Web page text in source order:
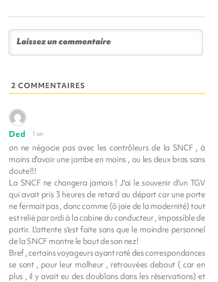
2 COMMENTAIRES
Ded 1 an
on ne négocie pas avec les contrôleurs de la SNCF , à
moins d'avoir une jambe en moins , ou les deux bras sans
doute!!!
La SNCF ne changera jamais ! J'ai le souvenir d'un TGV
qui avait pris 3 heures de retard au départ car une porte
ne fermait pas , donc comme (ô joie de la modernité) tout
est relié par ordi à la cabine du conducteur , impossible de
partir. L'attente s'est faite sans que le moindre personnel
de la SNCF montre le bout de son nez!
Bref , certains voyageurs ayant raté des correspondances
se sont , pour leur malheur , retrouvées debout ( car en
plus , il y avait eu des doublons dans les réservations) et